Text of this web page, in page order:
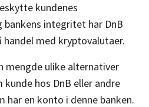
kundenes
integritet har DnB
med kryptovalutaer.
mengde ulike alternativer
hos DnB eller andre
har en konto i denne banken.